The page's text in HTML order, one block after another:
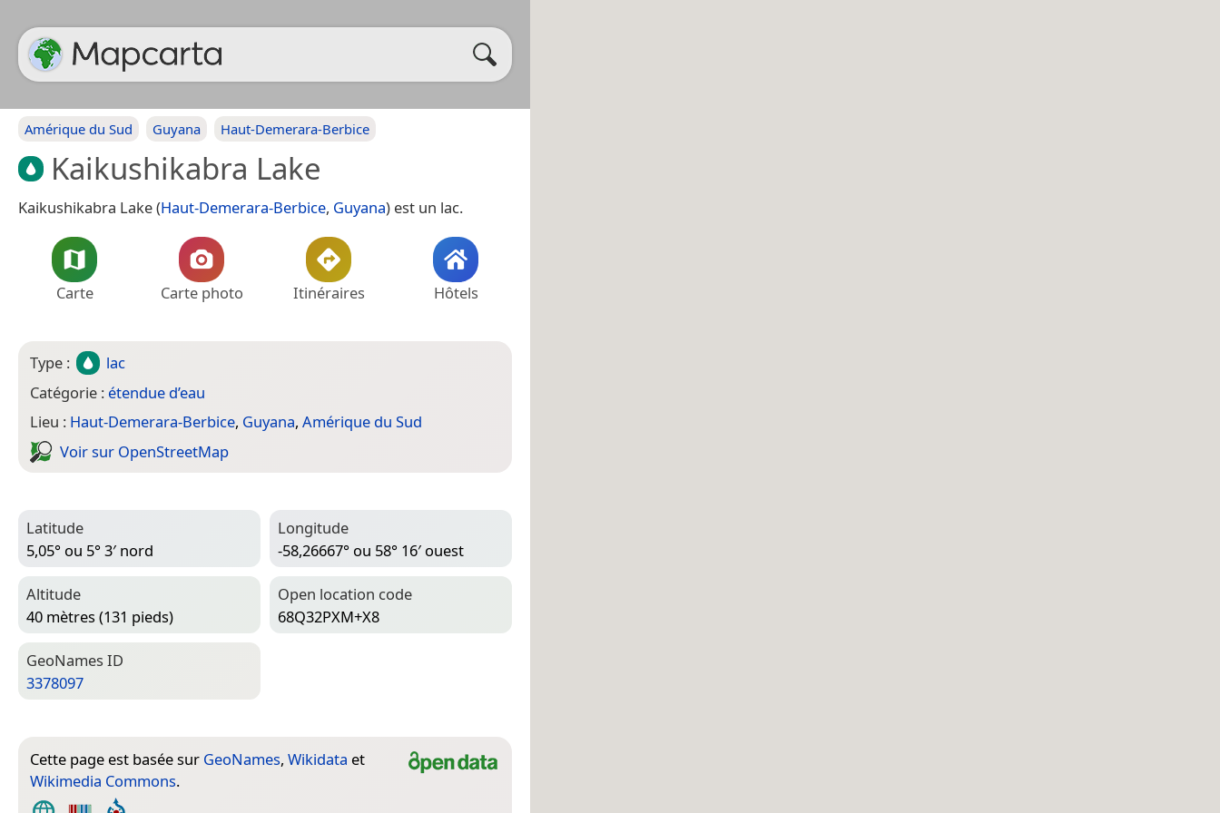
Amérique du Sud Guyana Haut-Demerara-Berbice
Kaikushikabra Lake
Kaikushikabra Lake (Haut-Demerara-Berbice, Guyana) est un lac.
Carte Carte photo Itinéraires Hôtels
Type :
lac
Catégorie : étendue d’eau
Lieu : Haut-Demerara-Berbice, Guyana, Amérique du Sud
Voir sur Open­Street­Map
Latitude
5,05° ou 5° 3′ nord
Longitude
-58,26667° ou 58° 16′ ouest
Altitude
40 mètres (131 pieds)
Open location code
68Q32PXM+X8
Geo­Names ID
3378097
Cette page est basée sur GeoNames, Wikidata et
Wikimedia Commons.